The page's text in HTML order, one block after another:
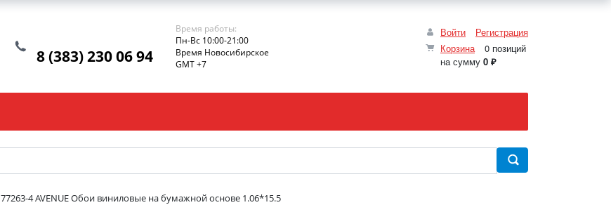
Войти
Регистрация
Корзина
0 позиций
на сумму 0 ₽
8 (383) 230 06 94
Время работы:
Пн-Вс 10:00-21:00
Время Новосибирское
GMT +7
77263-4 AVENUE Обои виниловые на бумажной основе 1.06*15.5